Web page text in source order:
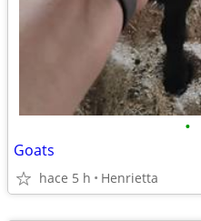
•
Goats
hace 5 h Henrietta